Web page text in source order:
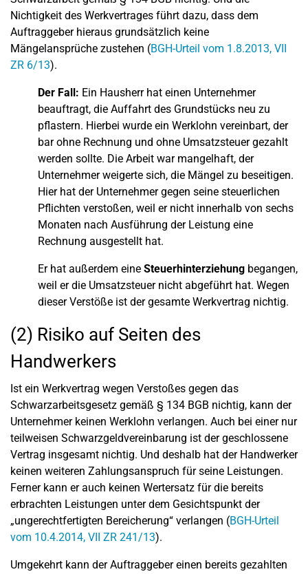
Nichtigkeit des Werkvertrages führt dazu, dass dem
Auftraggeber hieraus grundsätzlich keine
Mängelansprüche zustehen (BGH-Urteil vom 1.8.2013, VII
ZR 6/13).
Der Fall: Ein Hausherr hat einen Unternehmer
beauftragt, die Auffahrt des Grundstücks neu zu
pflastern. Hierbei wurde ein Werklohn vereinbart, der
bar ohne Rechnung und ohne Umsatzsteuer gezahlt
werden sollte. Die Arbeit war mangelhaft, der
Unternehmer weigerte sich, die Mängel zu beseitigen.
Hier hat der Unternehmer gegen seine steuerlichen
Pflichten verstoßen, weil er nicht innerhalb von sechs
Monaten nach Ausführung der Leistung eine
Rechnung ausgestellt hat.
Er hat außerdem eine Steuerhinterziehung begangen,
weil er die Umsatzsteuer nicht abgeführt hat. Wegen
dieser Verstöße ist der gesamte Werkvertrag nichtig.
(2) Risiko auf Seiten des
Handwerkers
Ist ein Werkvertrag wegen Verstoßes gegen das
Schwarzarbeitsgesetz gemäß § 134 BGB nichtig, kann der
Unternehmer keinen Werklohn verlangen. Auch bei einer nur
teilweisen Schwarzgeldvereinbarung ist der geschlossene
Vertrag insgesamt nichtig. Und deshalb hat der Handwerker
keinen weiteren Zahlungsanspruch für seine Leistungen.
Ferner kann er auch keinen Wertersatz für die bereits
erbrachten Leistungen unter dem Gesichtspunkt der
„ungerechtfertigten Bereicherung“ verlangen (BGH-Urteil
vom 10.4.2014, VII ZR 241/13).
Umgekehrt kann der Auftraggeber einen bereits gezahlten